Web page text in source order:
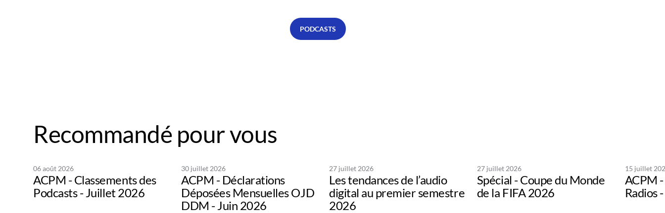
PODCASTS
Recommandé pour vous
06 août 2026
ACPM - Classements des
Podcasts - Juillet 2026
30 juillet 2026
ACPM - Déclarations
Déposées Mensuelles OJD
DDM - Juin 2026
27 juillet 2026
Les tendances de l’audio
digital au premier semestre
2026
27 juillet 2026
Spécial - Coupe du Monde
de la FIFA 2026
15 juillet
ACPM
Radios